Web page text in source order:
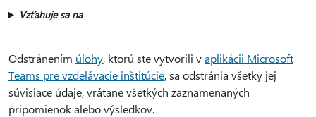
Vzťahuje sa na
Odstránením úlohy, ktorú ste vytvorili vaplikácii Microsoft
Teams pre vzdelávacie inštitúcie, sa odstránia všetky jej
súvisiace údaje, vrátane všetkých zaznamenaných
pripomienok alebo výsledkov.